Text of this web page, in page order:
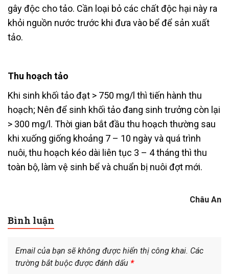
gây độc cho tảo. Cần loại bỏ các chất độc hại này ra
khỏi nguồn nước trước khi đưa vào bể để sản xuất
tảo.
Thu hoạch tảo
Khi sinh khối tảo đạt > 750 mg/l thì tiến hành thu
hoạch; Nên để sinh khối tảo đang sinh trưởng còn lại
> 300 mg/l. Thời gian bắt đầu thu hoạch thường sau
khi xuống giống khoảng 7 – 10 ngày và quá trình
nuôi, thu hoạch kéo dài liên tục 3 – 4 tháng thì thu
toàn bộ, làm vệ sinh bể và chuẩn bị nuôi đợt mới.
Châu An
Bình luận
Email của bạn sẽ không được hiển thị công khai. Các
trường bắt buộc được đánh dấu *